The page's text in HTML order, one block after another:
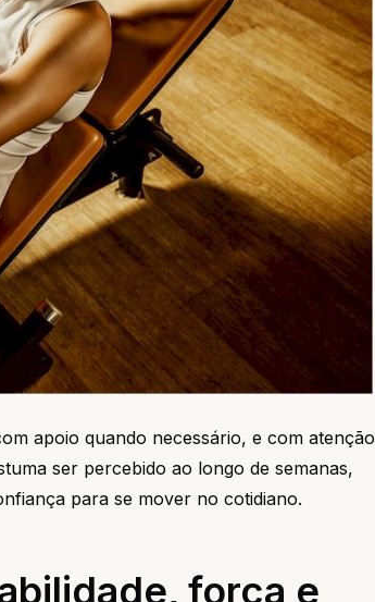
apoio quando necessário, e com atenção
ser percebido ao longo de semanas,
para se mover no cotidiano.
força e